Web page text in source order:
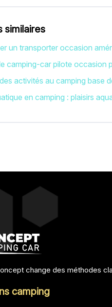
similaires
un transporter occasion
camping-car pilote occasion
activités au camping base
en camping : plaisirs
change des méthodes
camping